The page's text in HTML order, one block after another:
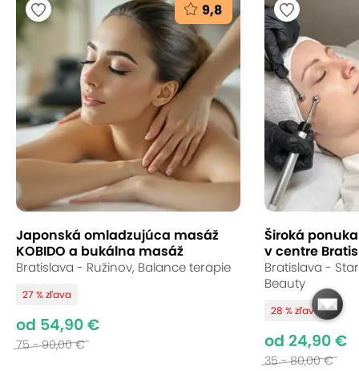
9,8
Japonská omladzujúca masáž
KOBIDO a bukálna masáž
Bratislava - Ružinov, Balance terapie
27 % zľava
od 54,90 €
75 - 90,00 €
Široká
v centre
Bratislava -
Beauty
28 % zľava
od 24,90 €
35 - 80,00 €